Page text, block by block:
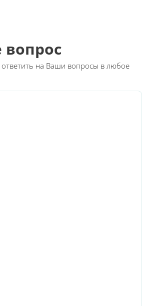
вопрос
на Ваши вопросы в любое